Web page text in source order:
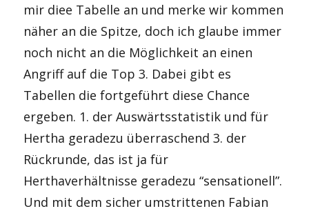
mir diee Tabelle an und merke wir kommen
näher an die Spitze, doch ich glaube immer
noch nicht an die Möglichkeit an einen
Angriff auf die Top 3. Dabei gibt es
Tabellen die fortgeführt diese Chance
ergeben. 1. der Auswärtsstatistik und für
Hertha geradezu überraschend 3. der
Rückrunde, das ist ja für
Herthaverhältnisse geradezu “sensationell”.
Und mit dem sicher umstrittenen Fabian